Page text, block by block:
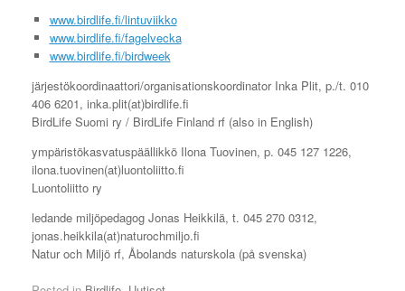
www.birdlife.fi/lintuviikko
www.birdlife.fi/fagelvecka
www.birdlife.fi/birdweek
järjestökoordinaattori/organisationskoordinator Inka Plit, p./t. 010
406 6201, inka.plit(at)birdlife.fi
BirdLife Suomi ry / BirdLife Finland rf (also in English)
ympäristökasvatuspäällikkö Ilona Tuovinen, p. 045 127 1226,
ilona.tuovinen(at)luontoliitto.fi
Luontoliitto ry
ledande miljöpedagog Jonas Heikkilä, t. 045 270 0312,
jonas.heikkila(at)naturochmiljo.fi
Natur och Miljö rf, Åbolands naturskola (på svenska)